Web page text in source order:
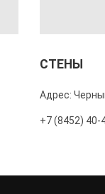
СТЕНЫ
Адрес:
+7 (8452) 40-